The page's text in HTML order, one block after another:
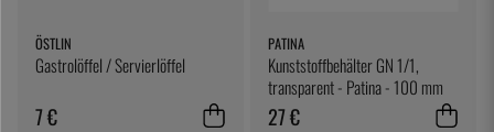
ÖSTLIN
Gastrolöffel / Servierlöffel
7 €
PATINA
Kunststoffbehälter GN 1/1,
transparent - Patina - 100 mm
27 €